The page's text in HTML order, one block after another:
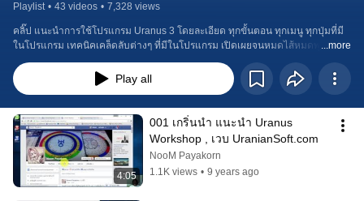
Playlist • 43 videos • 7,328 views
คลิ๊ป แนะนำการใช้โปรแกรม Uranus 3 โดยละเอียด ทุกขั้นตอน ทุกเมนู ทุกปุ่มที่มี
ในโปรแกรม เทคนิคเคล็ดลับต่างๆ ที่มีในโปรแกรม เปิดเผยจนหมดไส้หมดพุงกันไป
เลย
...more
Play all
4:05
001 เกริ่นนำ แนะนำ Uranus
Workshop , เวบ UranianSoft.com
NooM Payakorn
1.1K views • 9 years ago